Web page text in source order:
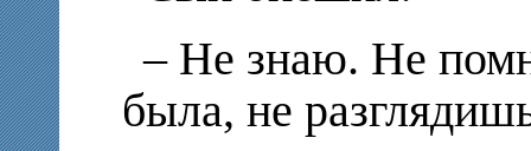
– Не знаю. Не
была, не